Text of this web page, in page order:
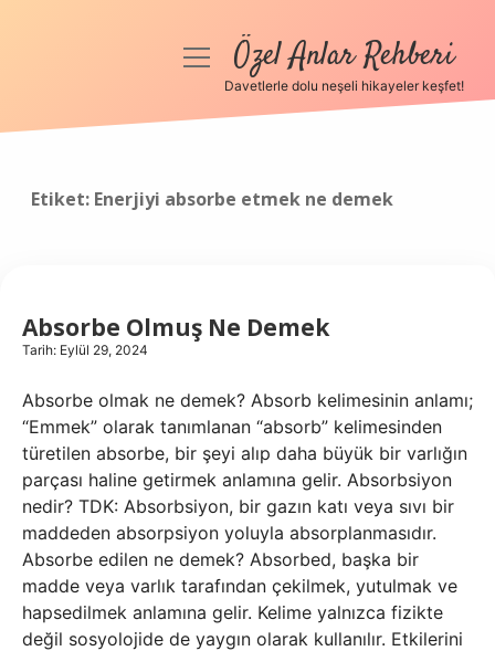
Anasayfa
menüyüÖzel Anlar Rehberi
Davetlerle dolu neşeli hikayeler keşfet!
Etiket: Enerjiyi absorbe etmek ne demek
Absorbe Olmuş Ne Demek
Tarih: Eylül 29, 2024
Absorbe olmak ne demek? Absorb kelimesinin anlamı;
“Emmek” olarak tanımlanan “absorb” kelimesinden
türetilen absorbe, bir şeyi alıp daha büyük bir varlığın
parçası haline getirmek anlamına gelir. Absorbsiyon
nedir? TDK: Absorbsiyon, bir gazın katı veya sıvı bir
maddeden absorpsiyon yoluyla absorplanmasıdır.
Absorbe edilen ne demek? Absorbed, başka bir
madde veya varlık tarafından çekilmek, yutulmak ve
hapsedilmek anlamına gelir. Kelime yalnızca fizikte
değil sosyolojide de yaygın olarak kullanılır. Etkilerini